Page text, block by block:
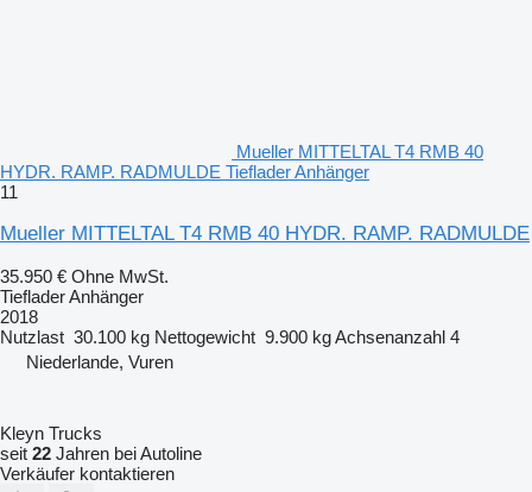
Mueller MITTELTAL T4 RMB 40
HYDR. RAMP. RADMULDE Tieflader Anhänger
11
Mueller MITTELTAL T4 RMB 40 HYDR. RAMP. RADMULDE
35.950 € Ohne MwSt.
Tieflader Anhänger
2018
Nutzlast 30.100 kg Nettogewicht 9.900 kgAchsenanzahl 4
Niederlande, Vuren
Kleyn Trucks
seit 22 Jahren bei Autoline
Verkäufer kontaktieren